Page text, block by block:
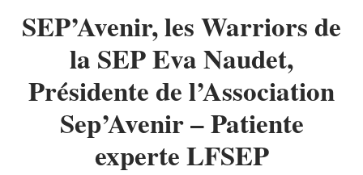
SEP’Avenir, les Warriors de
la SEP Eva Naudet,
Présidente de l’Association
Sep’Avenir – Patiente
experte LFSEP